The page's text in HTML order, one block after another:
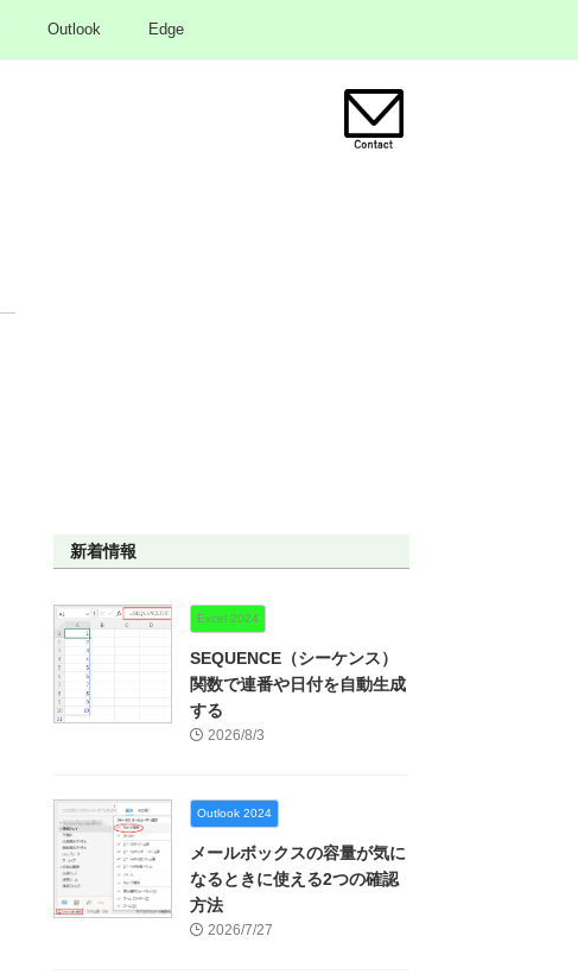
Outlook Edge
新着情報
Excel 2024
SEQUENCE（シーケンス）
関数で連番や日付を自動生成
する
2026/8/3
Outlook 2024
メールボックスの容量が気に
なるときに使える2つの確認
方法
2026/7/27